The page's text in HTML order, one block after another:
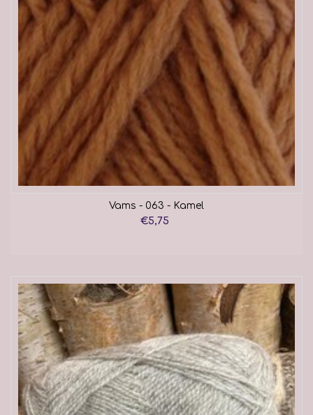
Vams - 063 - Kamel
€5,75